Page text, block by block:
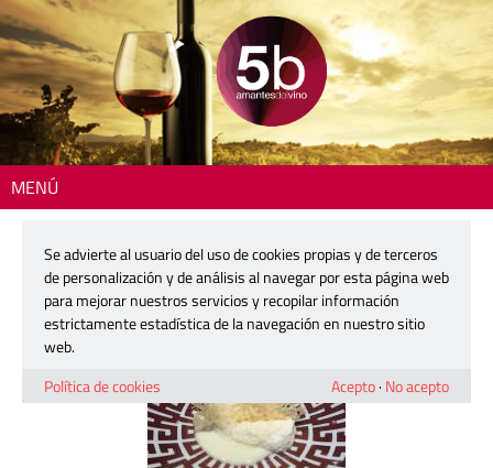
MENÚ
Restaurantes 5b
Se advierte al usuario del uso de cookies propias y de terceros
de personalización y de análisis al navegar por esta página web
para mejorar nuestros servicios y recopilar información
estrictamente estadística de la navegación en nuestro sitio
web.
Política de cookies
Acepto· No acepto